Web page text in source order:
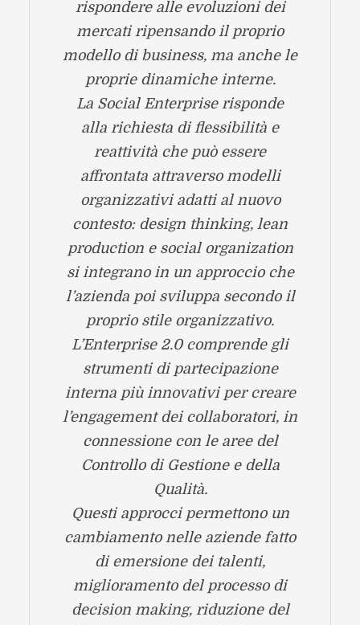
rispondere alle evoluzioni dei
mercati ripensando il proprio
modello di business, ma anche le
proprie dinamiche interne.
La Social Enterprise risponde
alla richiesta di flessibilità e
reattività che può essere
affrontata attraverso modelli
organizzativi adatti al nuovo
contesto: design thinking, lean
production e social organization
si integrano in un approccio che
l’azienda poi sviluppa secondo il
proprio stile organizzativo.
L’Enterprise 2.0 comprende gli
strumenti di partecipazione
interna più innovativi per creare
l’engagement dei collaboratori, in
connessione con le aree del
Controllo di Gestione e della
Qualità.
Questi approcci permettono un
cambiamento nelle aziende fatto
di emersione dei talenti,
miglioramento del processo di
decision making, riduzione del